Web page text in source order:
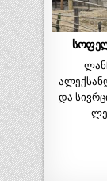
სოფელ
და